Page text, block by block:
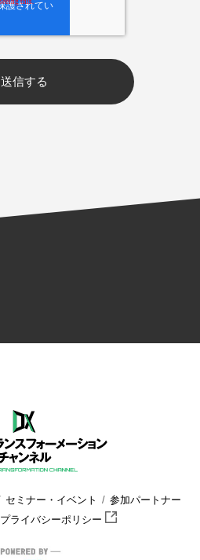
セミナー・イベント
参加パートナー
プライバシーポリシー